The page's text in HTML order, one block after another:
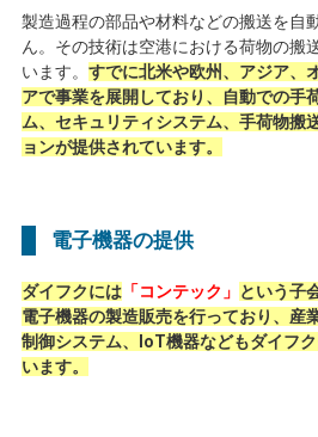
製造過程の部品や材料などの搬送を自
ん。その技術は空港における荷物の搬
います。 すでに北米や欧州、アジア、
アで事業を展開しており、自動での手
ム、セキュリティシステム、手荷物搬
ョンが提供されています。
電子機器の提供
ダイフクには「コンテック」 という子
電子機器の製造販売を行っており、産
制御システム、IoT機器などもダイフ
います。